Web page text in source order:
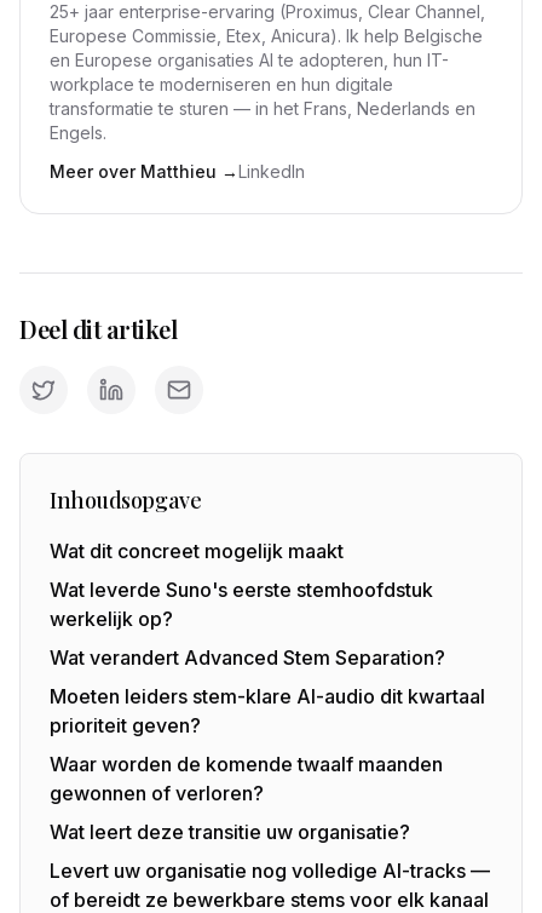
Inhoudsopgave
Wat dit concreet mogelijk maakt
Wat leverde Suno's eerste stemhoofdstuk
werkelijk op?
Wat verandert Advanced Stem Separation?
Moeten leiders stem-klare AI-audio dit kwartaal
prioriteit geven?
Waar worden de komende twaalf maanden
gewonnen of verloren?
Wat leert deze transitie uw organisatie?
Levert uw organisatie nog volledige AI-tracks —
of bereidt ze bewerkbare stems voor elk kanaal
25+ jaar enterprise-ervaring (Proximus, Clear Channel,
Europese Commissie, Etex, Anicura). Ik help Belgische
en Europese organisaties AI te adopteren, hun IT-
workplace te moderniseren en hun digitale
transformatie te sturen — in het Frans, Nederlands en
Engels.
Meer over Matthieu →LinkedIn
Deel dit artikel